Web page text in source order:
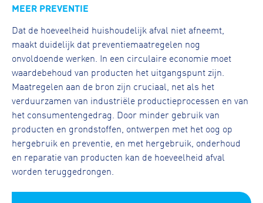
MEER PREVENTIE
Dat de hoeveelheid huishoudelijk afval niet afneemt,
maakt duidelijk dat preventiemaatregelen nog
onvoldoende werken. In een circulaire economie moet
waardebehoud van producten het uitgangspunt zijn.
Maatregelen aan de bron zijn cruciaal, net als het
verduurzamen van industriële productieprocessen en van
het consumentengedrag. Door minder gebruik van
producten en grondstoffen, ontwerpen met het oog op
hergebruik en preventie, en met hergebruik, onderhoud
en reparatie van producten kan de hoeveelheid afval
worden teruggedrongen.